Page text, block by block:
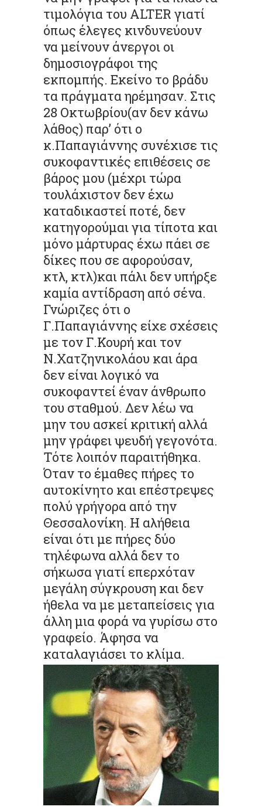
τιμολόγια του ALTER γιατί
όπως έλεγες κινδυνεύουν
να μείνουν άνεργοι οι
δημοσιογράφοι της
εκπομπής. Εκείνο το βράδυ
τα πράγματα ηρέμησαν. Στις
28 Οκτωβρίου(αν δεν κάνω
λάθος) παρ’ ότι ο
κ.Παπαγιάννης συνέχισε τις
συκοφαντικές επιθέσεις σε
βάρος μου (μέχρι τώρα
τουλάχιστον δεν έχω
καταδικαστεί ποτέ, δεν
κατηγορούμαι για τίποτα και
μόνο μάρτυρας έχω πάει σε
δίκες που σε αφορούσαν,
κτλ, κτλ)και πάλι δεν υπήρξε
καμία αντίδραση από σένα.
Γνώριζες ότι ο
Γ.Παπαγιάννης είχε σχέσεις
με τον Γ.Κουρή και τον
Ν.Χατζηνικολάου και άρα
δεν είναι λογικό να
συκοφαντεί έναν άνθρωπο
του σταθμού. Δεν λέω να
μην του ασκεί κριτική αλλά
μην γράφει ψευδή γεγονότα.
Τότε λοιπόν παραιτήθηκα.
Όταν το έμαθες πήρες το
αυτοκίνητο και επέστρεψες
πολύ γρήγορα από την
Θεσσαλονίκη. Η αλήθεια
είναι ότι με πήρες δύο
τηλέφωνα αλλά δεν το
σήκωσα γιατί επερχόταν
μεγάλη σύγκρουση και δεν
ήθελα να με μεταπείσεις για
άλλη μια φορά να γυρίσω στο
γραφείο. Άφησα να
καταλαγιάσει το κλίμα.